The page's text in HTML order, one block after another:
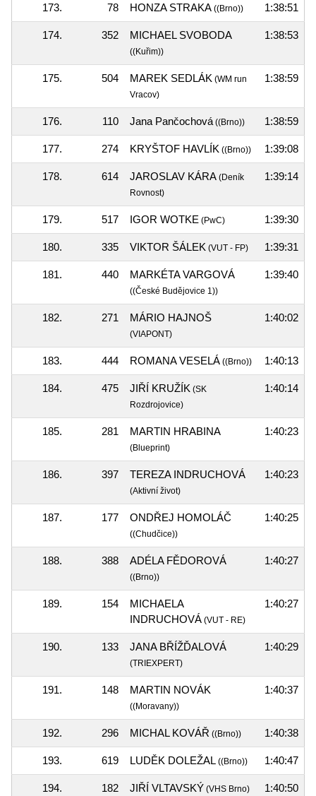
173. 78 HONZA STRAKA ((Brno)) 1:38:51
174. 352 MICHAEL SVOBODA
((Kuřim))
1:38:53
175. 504 MAREK SEDLÁK (WM run
Vracov)
1:38:59
176. 110 Jana Pančochová((Brno)) 1:38:59
177. 274 KRYŠTOF HAVLÍK ((Brno)) 1:39:08
178. 614 JAROSLAV KÁRA (Deník
Rovnost)
1:39:14
179. 517 IGOR WOTKE (PwC) 1:39:30
180. 335 VIKTOR ŠÁLEK (VUT - FP) 1:39:31
181. 440 MARKÉTA VARGOVÁ
((České Budějovice 1))
1:39:40
182. 271 MÁRIO HAJNOŠ
(VIAPONT)
1:40:02
183. 444 ROMANA VESELÁ ((Brno)) 1:40:13
184. 475 JIŘÍ KRUŽÍK (SK
Rozdrojovice)
1:40:14
185. 281 MARTIN HRABINA
(Blueprint)
1:40:23
186. 397 TEREZA INDRUCHOVÁ
(Aktivní život)
1:40:23
187. 177 ONDŘEJ HOMOLÁČ
((Chudčice))
1:40:25
188. 388 ADÉLA FĚDOROVÁ
((Brno))
1:40:27
189. 154
MICHAELA
INDRUCHOVÁ (VUT - RE)
1:40:27
190. 133 JANA BŘÍŽĎALOVÁ
(TRIEXPERT)
1:40:29
191. 148 MARTIN NOVÁK
((Moravany))
1:40:37
192. 296 MICHAL KOVÁŘ ((Brno)) 1:40:38
193. 619 LUDĚK DOLEŽAL ((Brno)) 1:40:47
194. 182 JIŘÍ VLTAVSKÝ (VHS Brno) 1:40:50